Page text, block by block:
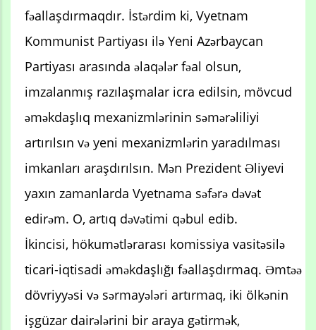
fəallaşdırmaqdır. İstərdim ki, Vyetnam
Kommunist Partiyası ilə Yeni Azərbaycan
Partiyası arasında əlaqələr fəal olsun,
imzalanmış razılaşmalar icra edilsin, mövcud
əməkdaşlıq mexanizmlərinin səmərəliliyi
artırılsın və yeni mexanizmlərin yaradılması
imkanları araşdırılsın. Mən Prezident Əliyevi
yaxın zamanlarda Vyetnama səfərə dəvət
edirəm. O, artıq dəvətimi qəbul edib.
İkincisi, hökumətlərarası komissiya vasitəsilə
ticari-iqtisadi əməkdaşlığı fəallaşdırmaq. Əmtəə
dövriyyəsi və sərmayələri artırmaq, iki ölkənin
işgüzar dairələrini bir araya gətirmək,